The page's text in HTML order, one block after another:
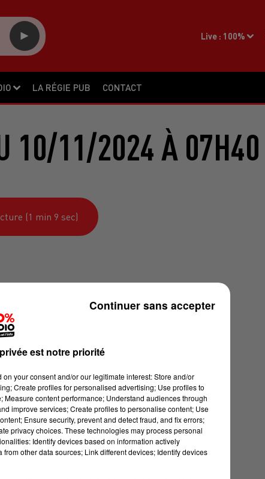
LA RÉGIE PUB CONTACT
Live : 100%
10/11/2024 À 07H40
(1 min 9 sec)
est notre priorité
your consent and/or our legitimate interest: Store and/or
Create profiles for personalised advertising; Use profiles to
content performance; Understand audiences through
improve services; Create profiles to personalise content; Use
Ensure security, prevent and detect fraud, and fix errors;
privacy choices. These technologies may process personal
Identify devices based on information actively
other data sources; Link different devices; Identify devices
Continuer sans accepter